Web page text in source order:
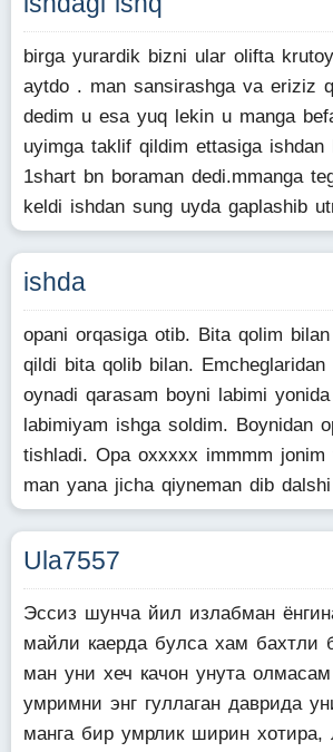
birga yurardik bizni ular olifta
aytdo . man sansirashga va eriziz
dedim u esa yuq lekin u manga
uyimga taklif qildim ettasiga ishdan
1shart bn boraman dedi.mmanga
keldi ishdan sung uyda gaplashib
ishda
opani orqasiga otib. Bita qolim
qildi bita qolib bilan. Emcheglaridan
oynadi qarasam boyni labimi
labimiyam ishga soldim. Boynidan
tishladi. Opa oxxxxx immmm jonim
man yana jicha qiyneman dib dalshi
Ula7557
Эссиз шунча йил излабман
майли каерда булса хам бахтли
ман уни хеч качон унута олмасам
умримни энг гуллаган даврида
манга бир умрлик ширин хотира,